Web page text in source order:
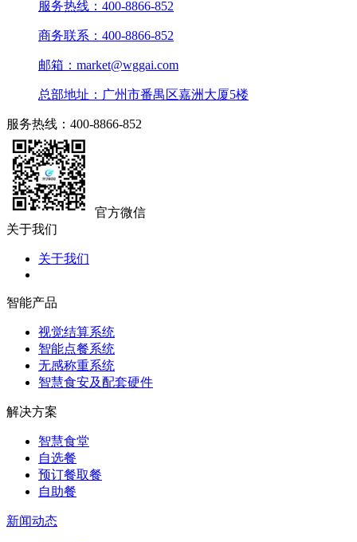
服务热线：400-8866-852
商务联系：400-8866-852
邮箱：market@wggai.com
总部地址：广州市番禺区嘉洲大厦5楼
服务热线：400-8866-852
官方微信
关于我们
关于我们
智能产品
视觉结算系统
智能点餐系统
无感称重系统
智慧食安及配套硬件
解决方案
智慧食堂
自选餐
预订餐取餐
自助餐
新闻动态